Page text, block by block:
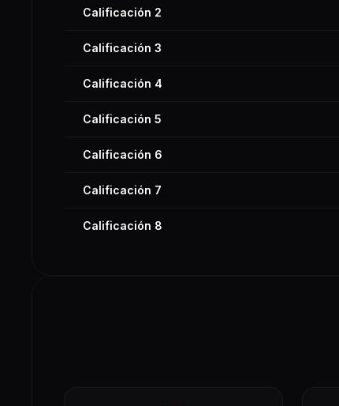
Calificación 2
Calificación 3
Calificación 4
Calificación 5
Calificación 6
Calificación 7
Calificación 8